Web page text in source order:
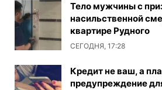
Тело мужчины с
насильственной
квартире Рудного
СЕГОДНЯ, 17:28
Кредит не ваш, а
предупреждение